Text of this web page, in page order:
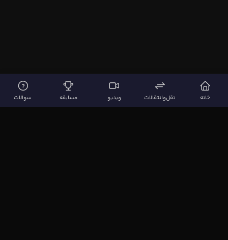
خانه نقل‌وانتقالات ویدیو مسابقه سوالات